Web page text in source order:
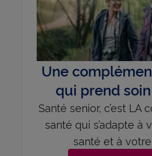
Une
qui prend
Santé senior, c’est LA
santé qui s’adapte à
santé et à